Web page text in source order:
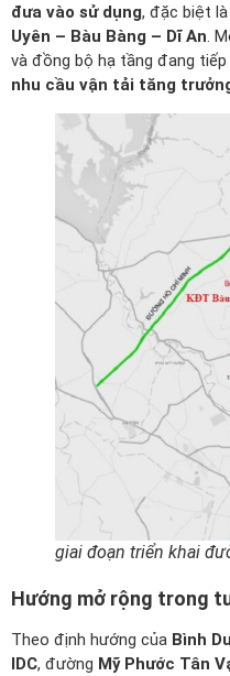
đưa vào sử dụng, đặc biệt
Uyên – Bàu Bàng – Dĩ An.
và đồng bộ hạ tầng đang
nhu cầu vận tải tăng
giai đoạn triển khai
Hướng mở rộng trong
Theo định hướng của Bình
IDC, đường Mỹ Phước Tân